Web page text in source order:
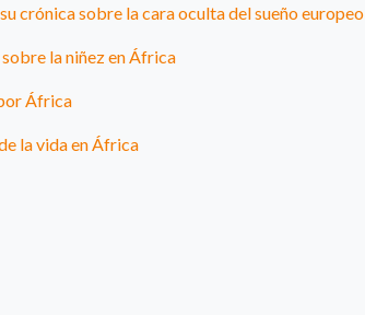
crónica sobre la cara oculta del sueño europeo
la niñez en África
África
la vida en África